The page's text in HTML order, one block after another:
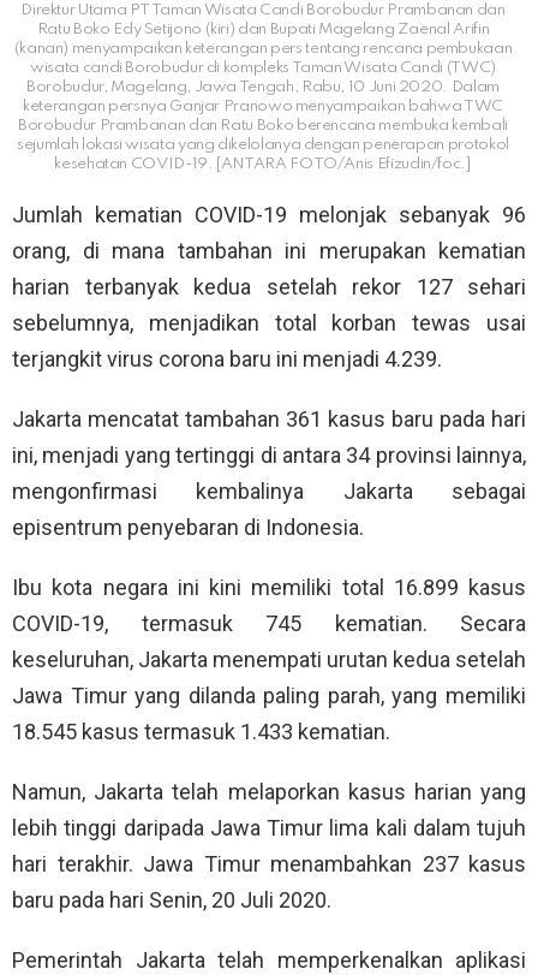
Direktur Utama PT Taman Wisata Candi Borobudur Prambanan dan
Ratu Boko Edy Setijono (kiri) dan Bupati Magelang Zaenal Arifin
(kanan) menyampaikan keterangan pers tentang rencana pembukaan
wisata candi Borobudur di kompleks Taman Wisata Candi (TWC)
Borobudur, Magelang, Jawa Tengah, Rabu, 10 Juni 2020. Dalam
keterangan persnya Ganjar Pranowo menyampaikan bahwa TWC
Borobudur Prambanan dan Ratu Boko berencana membuka kembali
sejumlah lokasi wisata yang dikelolanya dengan penerapan protokol
kesehatan COVID-19. [ANTARA FOTO/Anis Efizudin/foc.]
Jumlah kematian COVID-19 melonjak sebanyak 96
orang, di mana tambahan ini merupakan kematian
harian terbanyak kedua setelah rekor 127 sehari
sebelumnya, menjadikan total korban tewas usai
terjangkit virus corona baru ini menjadi 4.239.
Jakarta mencatat tambahan 361 kasus baru pada hari
ini, menjadi yang tertinggi di antara 34 provinsi lainnya,
mengonfirmasi kembalinya Jakarta sebagai
episentrum penyebaran di Indonesia.
Ibu kota negara ini kini memiliki total 16.899 kasus
COVID-19, termasuk 745 kematian. Secara
keseluruhan, Jakarta menempati urutan kedua setelah
Jawa Timur yang dilanda paling parah, yang memiliki
18.545 kasus termasuk 1.433 kematian.
Namun, Jakarta telah melaporkan kasus harian yang
lebih tinggi daripada Jawa Timur lima kali dalam tujuh
hari terakhir. Jawa Timur menambahkan 237 kasus
baru pada hari Senin, 20 Juli 2020.
Pemerintah Jakarta telah memperkenalkan aplikasi